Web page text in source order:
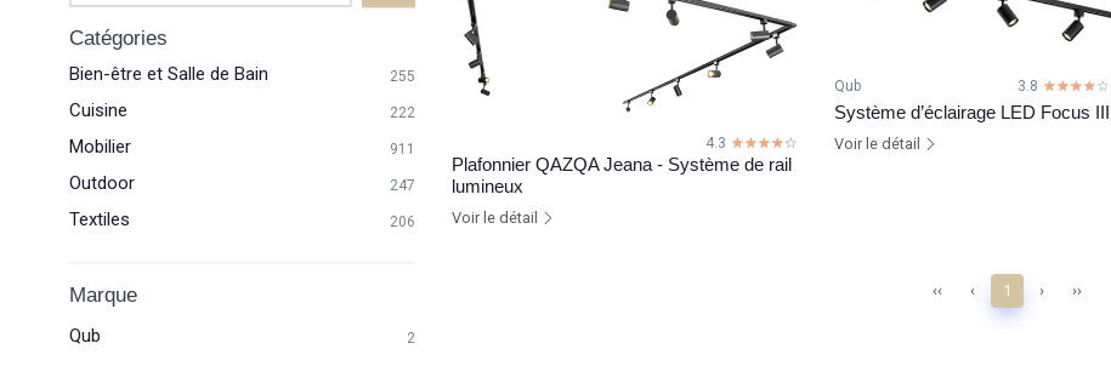
Catégories
Bien-être et Salle de Bain 255
Cuisine 222
Mobilier 911
Outdoor 247
Textiles 206
Marque
Qub 2
4.3 ☆☆☆☆☆
★★★★★
Plafonnier QAZQA Jeana - Système de rail
lumineux
Voir le détail
Qub 3.8 ☆☆☆☆☆
★★★★★
Système d’éclairage LED Focus III
Voir le détail
‹‹ ‹ 1 › ››